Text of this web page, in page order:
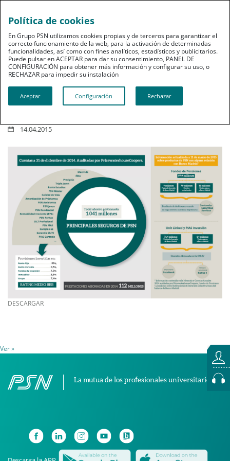
Estructura de inversión de la
cartera de productos de PSN
14.04.2015
DESCARGAR
Ver »
Política de cookies
En Grupo PSN utilizamos cookies propias y de terceros para garantizar el
correcto funcionamiento de la web, para la activación de determinadas
funcionalidades, así como con fines analíticos, estadísticos y publicitarios.
Puede pulsar en ACEPTAR para dar su consentimiento, PANEL DE
CONFIGURACIÓN para obtener más información y configurar su uso, o
RECHAZAR para impedir su instalación​​​​​​​
Aceptar Configuración Rechazar
La mutua de los profesionales universitarios